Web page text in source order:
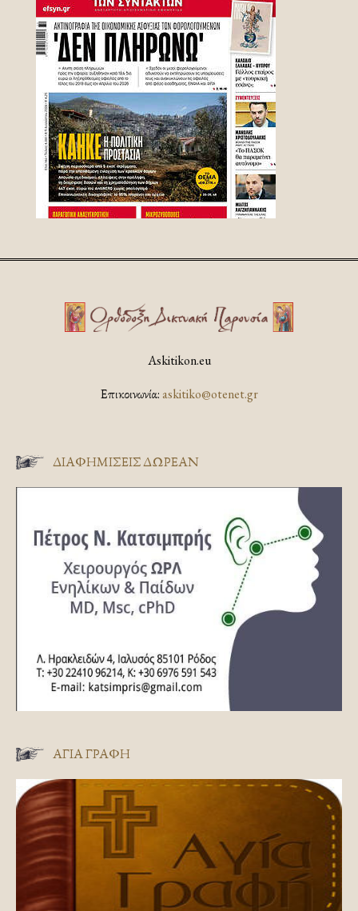
Askitikon.eu
Επικοινωνία:askitiko@otenet.gr
ΔΙΑΦΗΜΊΣΕΙΣ ΔΩΡΕΆΝ
ΑΓΊΑ ΓΡΑΦΉ